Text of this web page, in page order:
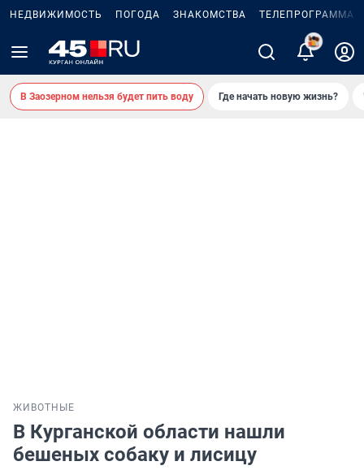
НЕДВИЖИМОСТЬ ПОГОДА ЗНАКОМСТВА ТЕЛЕПРОГРАММА
В Заозерном нельзя будет пить воду Где начать новую жизнь?
ЖИВОТНЫЕ
В Курганской области нашли
бешеных собаку и лисицу